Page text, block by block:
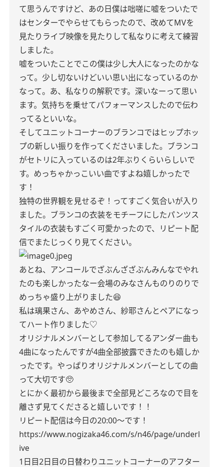
て思うんですけど、あの日僕は咄嗟に嘘をついたで
はセンターでやらせてもらったので、改めてMVを
見たりライブ映像を見たりして私なりに考えて練習
しました。
嘘をついたことでこの僕は少し大人になったのかな
って。少し切ないけどいい思い出になっているのか
なって。あ、私なりの解釈です。深いなーって思い
ます。気持ちを乗せてパフォーマンスしたので伝わ
ってるといいな。
そしてユニットコーナーのブランコではヒップホッ
プの新しい振りを作ってくださいました。ブランコ
がセトリに入っているのは2年ぶりくらいらしいで
す。めっちゃかっこいい曲ですよね嬉しかったで
す！
独特の世界観を見せるぞ！ってすごく気合いが入り
ました。ブランコの衣装をモチーフにしたパンツス
タイルの衣装もすごく可愛かったので、リピート配
信でまたじっくり見てください。
あとね、アンコールでざぶんざざぶんみんなでやれ
たのも楽しかったなー会場のみなさんものりのりで
めっちゃ盛り上がりました😆
私は璃果さん、あやめさん、紗耶さんとペアになっ
てハート作りました♡
オリジナルメンバーとして参加してるアンダー曲も
4曲になったんですが4曲全部披露できたのも嬉しか
ったです。やっぱりオリジナルメンバーとしての曲
って大切です🥺
とにかく最初から最後まで全部見どころなので目を
離さず見てくださると嬉しいです！！
リピート配信は今日の20:00〜です！
https://www.nogizaka46.com/s/n46/page/underl
ive
1日目2日目の日替わりユニットコーナーのアフター